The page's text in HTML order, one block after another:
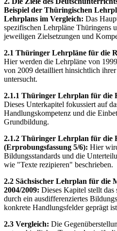
Beispiel der Thüringischen
Lehrplans im Vergleich: Das
spezifischen Lehrpläne Thüringens
jeweiligen Zielsetzungen und
2.1 Thüringer Lehrpläne für die
Hier werden die Lehrpläne von
von 2009 detailliert hinsichtlich
untersucht.
2.1.1 Thüringer Lehrplan für die
Dieses Unterkapitel fokussiert auf
Handlungskompetenz und die
Grundbildung.
2.1.2 Thüringer Lehrplan für die
(Erprobungsfassung 5/6): Hier
Bildungsstandards und die
wie "Texte rezipieren" beschrieben.
2.2 Sächsischer Lehrplan für die
2004/2009: Dieses Kapitel stellt das
durch ein ausdifferenziertes
konkrete Handlungsfelder geprägt
2.3 Vergleich: Die